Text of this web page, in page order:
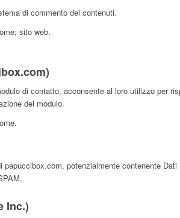
di commento dei contenuti.
sito web.
di contatto, acconsente al loro utilizzo per
del modulo.
potenzialmente contenente
Inc.)